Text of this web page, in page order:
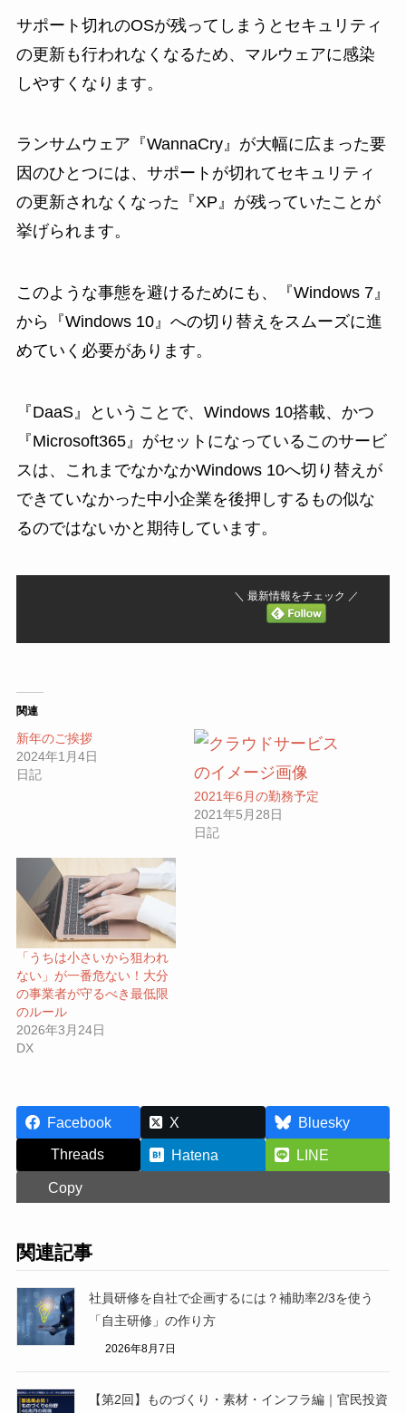
サポート切れのOSが残ってしまうとセキュリティ
の更新も行われなくなるため、マルウェアに感染
しやすくなります。
ランサムウェア『WannaCry』が大幅に広まった要
因のひとつには、サポートが切れてセキュリティ
の更新されなくなった『XP』が残っていたことが
挙げられます。
このような事態を避けるためにも、『Windows 7』
から『Windows 10』への切り替えをスムーズに進
めていく必要があります。
『DaaS』ということで、Windows 10搭載、かつ
『Microsoft365』がセットになっているこのサービ
スは、これまでなかなかWindows 10へ切り替えが
できていなかった中小企業を後押しするもの似な
るのではないかと期待しています。
＼ 最新情報をチェック ／
関連
新年のご挨拶
2024年1月4日
日記
2021年6月の勤務予定
2021年5月28日
日記
「うちは小さいから狙われ
ない」が一番危ない！大分
の事業者が守るべき最低限
のルール
2026年3月24日
DX
Facebook X
Bluesky
Threads
Hatena
LINE
Copy
関連記事
社員研修を自社で企画するには？補助率2/3を使う
「自主研修」の作り方
2026年8月7日
【第2回】ものづくり・素材・インフラ編｜官民投資